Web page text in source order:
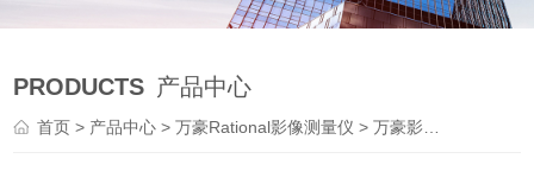
PRODUCTS 产品中心
首页> 产品中心 >万豪Rational影像测量仪 >万豪影像仪